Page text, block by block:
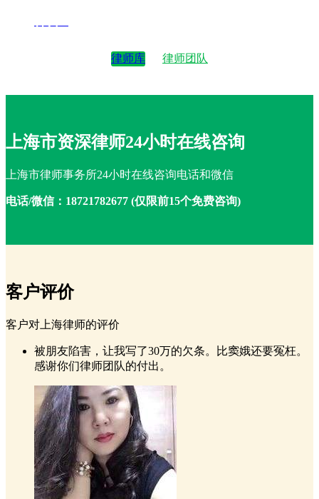
律师库 律师团队
上海市资深律师24小时在线咨询
上海市律师事务所24小时在线咨询电话和微信
电话/微信：18721782677 (仅限前15个免费咨询)
客户评价
客户对上海律师的评价
被朋友陷害，让我写了30万的欠条。比窦娥还要冤枉。
感谢你们律师团队的付出。